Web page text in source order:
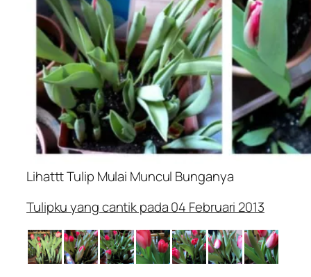
Lihattt Tulip Mulai Muncul Bunganya
Tulipku yang cantik pada 04 Februari 2013